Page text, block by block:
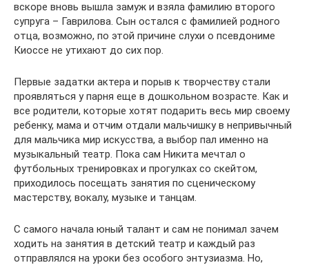
вскоре вновь вышла замуж и взяла фамилию второго
супруга – Гаврилова. Сын остался с фамилией родного
отца, возможно, по этой причине слухи о псевдониме
Киоссе не утихают до сих пор.
Первые задатки актера и порыв к творчеству стали
проявляться у парня еще в дошкольном возрасте. Как и
все родители, которые хотят подарить весь мир своему
ребенку, мама и отчим отдали мальчишку в непривычный
для мальчика мир искусства, а выбор пал именно на
музыкальный театр. Пока сам Никита мечтал о
футбольных тренировках и прогулках со скейтом,
приходилось посещать занятия по сценическому
мастерству, вокалу, музыке и танцам.
С самого начала юный талант и сам не понимал зачем
ходить на занятия в детский театр и каждый раз
отправлялся на уроки без особого энтузиазма. Но,